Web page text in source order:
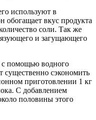
используют в
обогащает вкус продукта
соли. Так же
и загущающего
с помощью водного
существенно сэкономить
приготовлении 1 кг
С добавлением
половины этого